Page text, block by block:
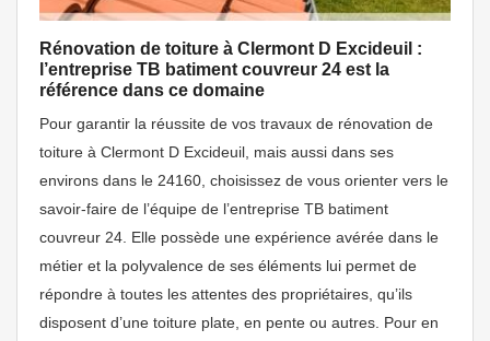
Rénovation de toiture à Clermont D Excideuil :
l’entreprise TB batiment couvreur 24 est la
référence dans ce domaine
Pour garantir la réussite de vos travaux de rénovation de
toiture à Clermont D Excideuil, mais aussi dans ses
environs dans le 24160, choisissez de vous orienter vers le
savoir-faire de l’équipe de l’entreprise TB batiment
couvreur 24. Elle possède une expérience avérée dans le
métier et la polyvalence de ses éléments lui permet de
répondre à toutes les attentes des propriétaires, qu’ils
disposent d’une toiture plate, en pente ou autres. Pour en